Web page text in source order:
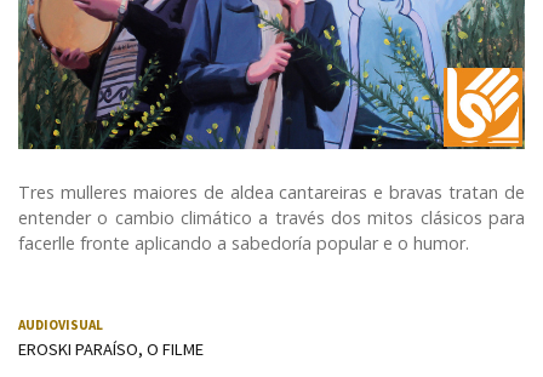
Tres mulleres maiores de aldea cantareiras e bravas tratan de
entender o cambio climático a través dos mitos clásicos para
facerlle fronte aplicando a sabedoría popular e o humor.
AUDIOVISUAL
EROSKI PARAÍSO, O FILME